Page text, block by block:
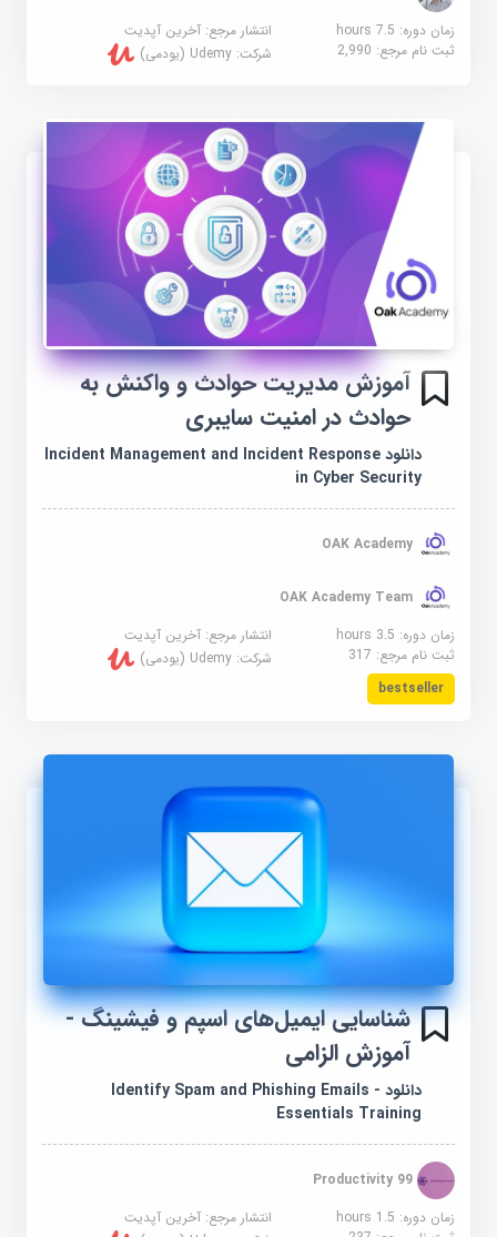
زمان دوره: 7.5 hours
انتشار مرجع:آخرین آپدیت
ثبت نام مرجع:2,990 شرکت:Udemy (یودمی)
آموزش مدیریت حوادث و واکنش به
حوادث در امنیت سایبری
دانلود Incident Management and Incident Response
in Cyber Security
OAK Academy
OAK Academy Team
زمان دوره: 3.5 hours
انتشار مرجع:آخرین آپدیت
ثبت نام مرجع:317 شرکت:Udemy (یودمی)
bestseller
شناسایی ایمیل‌های اسپم و فیشینگ -
آموزش الزامی
دانلود Identify Spam and Phishing Emails -
Essentials Training
99 Productivity
زمان دوره: 1.5 hours
انتشار مرجع:آخرین آپدیت